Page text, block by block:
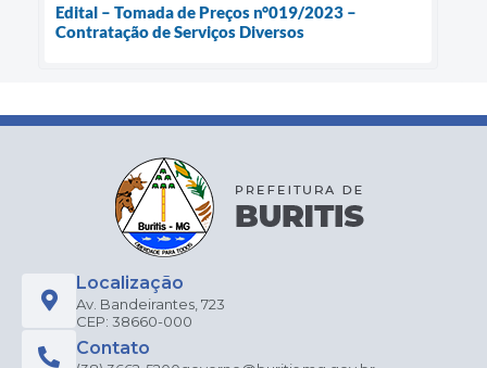
Edital – Tomada de Preços n°019/2023 –
Contratação de Serviços Diversos
Localização
Av. Bandeirantes, 723
CEP: 38660-000
Contato